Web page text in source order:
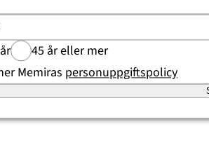
45 år eller mer
Memiras personuppgiftspolicy